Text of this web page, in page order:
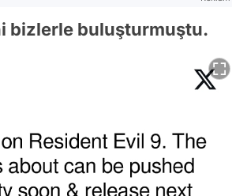
bizlerle buluşturmuştu.